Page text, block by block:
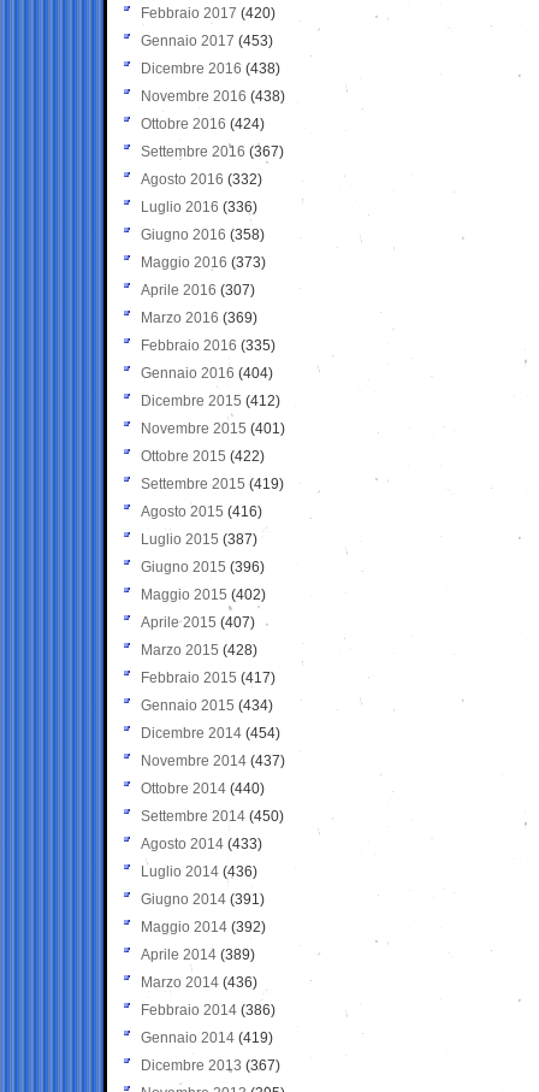
Febbraio 2017 (420)
Gennaio 2017 (453)
Dicembre 2016 (438)
Novembre 2016 (438)
Ottobre 2016 (424)
Settembre 2016 (367)
Agosto 2016 (332)
Luglio 2016 (336)
Giugno 2016 (358)
Maggio 2016 (373)
Aprile 2016 (307)
Marzo 2016 (369)
Febbraio 2016 (335)
Gennaio 2016 (404)
Dicembre 2015 (412)
Novembre 2015 (401)
Ottobre 2015 (422)
Settembre 2015 (419)
Agosto 2015 (416)
Luglio 2015 (387)
Giugno 2015 (396)
Maggio 2015 (402)
Aprile 2015 (407)
Marzo 2015 (428)
Febbraio 2015 (417)
Gennaio 2015 (434)
Dicembre 2014 (454)
Novembre 2014 (437)
Ottobre 2014 (440)
Settembre 2014 (450)
Agosto 2014 (433)
Luglio 2014 (436)
Giugno 2014 (391)
Maggio 2014 (392)
Aprile 2014 (389)
Marzo 2014 (436)
Febbraio 2014 (386)
Gennaio 2014 (419)
Dicembre 2013 (367)